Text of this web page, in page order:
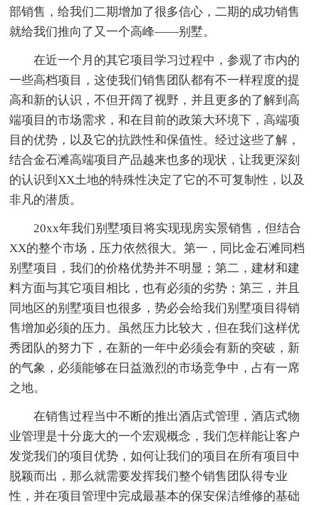
部销售，给我们二期增加了很多信心，二期的成功销售
就给我们推向了又一个高峰——别墅。
在近一个月的其它项目学习过程中，参观了市内的
一些高档项目，这使我们销售团队都有不一样程度的提
高和新的认识，不但开阔了视野，并且更多的了解到高
端项目的市场需求，和在目前的政策大环境下，高端项
目的优势，以及它的抗跌性和保值性。经过这些了解，
结合金石滩高端项目产品越来也多的现状，让我更深刻
的认识到XX土地的特殊性决定了它的不可复制性，以及
非凡的潜质。
20xx年我们别墅项目将实现现房实景销售，但结合
XX的整个市场，压力依然很大。第一，同比金石滩同档
别墅项目，我们的价格优势并不明显；第二，建材和建
料方面与其它项目相比，也有必须的劣势；第三，并且
同地区的别墅项目也很多，势必会给我们别墅项目得销
售增加必须的压力。虽然压力比较大，但在我们这样优
秀团队的努力下，在新的一年中必须会有新的突破，新
的气象，必须能够在日益激烈的市场竞争中，占有一席
之地。
在销售过程当中不断的推出酒店式管理，酒店式物
业管理是十分庞大的一个宏观概念，我们怎样能让客户
发觉我们的项目优势，如何让我们的项目在所有项目中
脱颖而出，那么就需要发挥我们整个销售团队得专业
性，并在项目管理中完成最基本的保安保洁维修的基础